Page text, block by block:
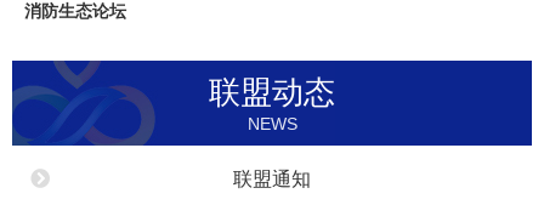
消防生态论坛
联盟动态
NEWS
联盟通知